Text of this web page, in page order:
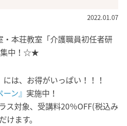
2022.01.07
本荘教室「介護職員初任者研
集中！☆★
には、お得がいっぱい！！！
ン』 実施中！
ス対象、受講料20％OFF(税込み
ます。